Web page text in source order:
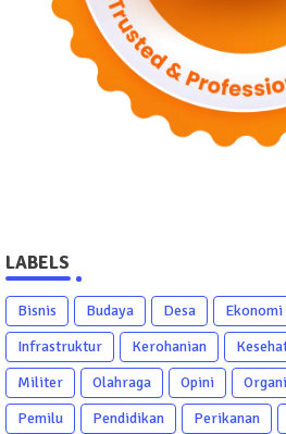
LABELS
Bisnis Budaya Desa Ekonomi
Infrastruktur
Kerohanian
Militer
Olahraga Opini
Pemilu
Pendidikan Perikanan